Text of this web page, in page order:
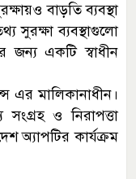
বাড়তি ব্যবস্থা
সুরক্ষা ব্যবস্থাগুলো
জন্য একটি স্বাধীন
এর মালিকানাধীন।
ও নিরাপত্তা
অ্যাপটির কার্যক্রম